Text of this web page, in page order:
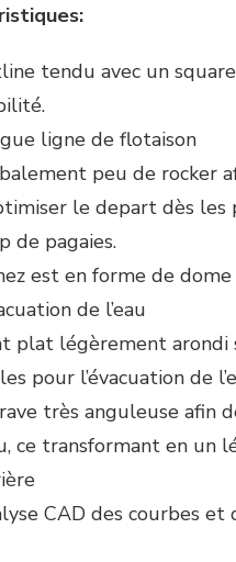
tendu avec un
ligne de flotaison
peu de rocker
le depart dès les
de pagaies.
est en forme de
de l’eau
plat légèrement arondi
pour l’évacuation de
très anguleuse afin
ce transformant en un
CAD des courbes et